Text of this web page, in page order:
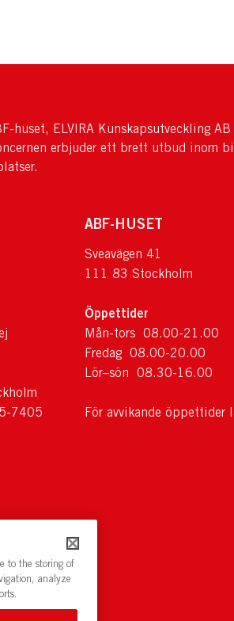
huset, ELVIRA Kunskapsutveckling
erbjuder ett brett utbud inom
7405
ABF-HUSET
Sveavägen 41
111 83 Stockholm
Öppettider
Mån-tors 08.00-21.00
Fredag 08.00-20.00
Lör–sön 08.30-16.00
För avvikande öppettider
to the storing of
analyze